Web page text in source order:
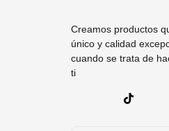
Creamos productos
único y calidad
cuando se trata de
ti